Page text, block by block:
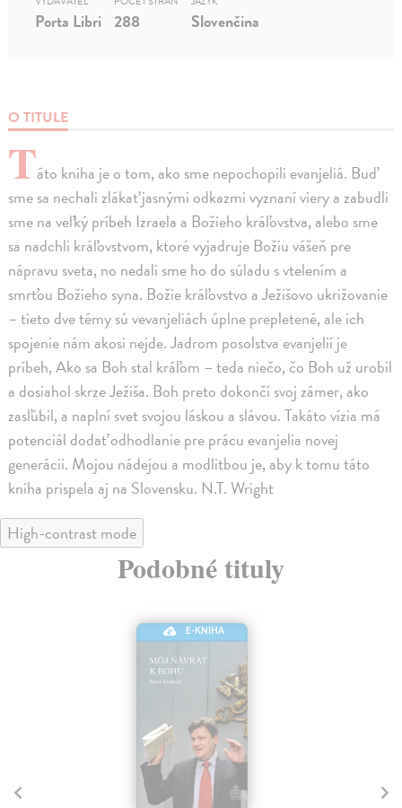
O TITULE
Táto kniha je o tom, ako sme nepochopili evanjeliá. Buď
sme sa nechali zlákať jasnými odkazmi vyznaní viery a zabudli
sme na veľký príbeh Izraela a Božieho kráľovstva, alebo sme
sa nadchli kráľovstvom, ktoré vyjadruje Božiu vášeň pre
nápravu sveta, no nedali sme ho do súladu s vtelením a
smrťou Božieho syna. Božie kráľovstvo a Ježišovo ukrižovanie
– tieto dve témy sú vevanjeliách úplne prepletené, ale ich
spojenie nám akosi nejde. Jadrom posolstva evanjelií je
príbeh, Ako sa Boh stal kráľom – teda niečo, čo Boh už urobil
a dosiahol skrze Ježiša. Boh preto dokončí svoj zámer, ako
zasľúbil, a naplní svet svojou láskou a slávou. Takáto vízia má
potenciál dodať odhodlanie pre prácu evanjelia novej
generácii. Mojou nádejou a modlitbou je, aby k tomu táto
kniha prispela aj na Slovensku. N.T. Wright
Porta Libri 288 Slovenčina
High-contrast mode
Podobné tituly
E-KNIHA